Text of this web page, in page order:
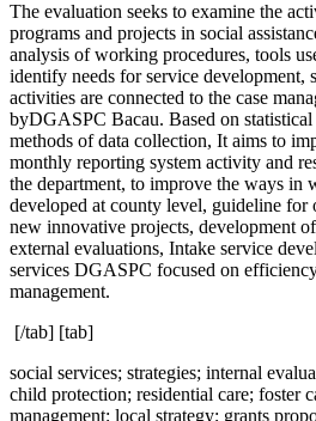
The evaluation seeks to examine the
programs and projects in social
analysis of working procedures, tools
identify needs for service development,
activities are connected to the case
byDGASPC Bacau. Based on
methods of data collection, It aims to
monthly reporting system activity and
the department, to improve the ways in
developed at county level, guideline
new innovative projects, development
external evaluations, Intake service
services DGASPC focused on
management.
[/tab] [tab]
social services; strategies; internal
child protection; residential care; foster
management; local strategy; grants